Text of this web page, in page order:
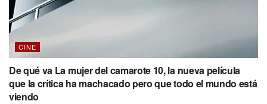
CINE
De qué va La mujer del camarote 10, la nueva película
que la crítica ha machacado pero que todo el mundo está
viendo